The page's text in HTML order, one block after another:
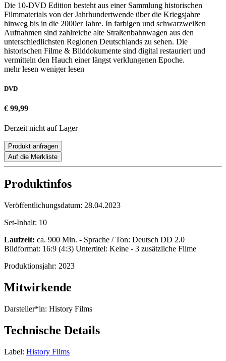
Die 10-DVD Edition besteht aus einer Sammlung historischen
Filmmaterials von der Jahrhundertwende über die Kriegsjahre
hinweg bis in die 2000er Jahre. In farbigen und schwarzweißen
Aufnahmen sind zahlreiche alte Straßenbahnwagen aus den
unterschiedlichsten Regionen Deutschlands zu sehen. Die
historischen Filme & Bilddokumente sind digital restauriert und
vermitteln den Hauch einer längst verklungenen Epoche.
mehr lesen weniger lesen
DVD
€ 99,99
Derzeit nicht auf Lager
Produkt anfragen
Auf die Merkliste
Produktinfos
Veröffentlichungsdatum: 28.04.2023
Set-Inhalt: 10
Laufzeit: ca. 900 Min. - Sprache / Ton: Deutsch DD 2.0
Bildformat: 16:9 (4:3) Untertitel: Keine - 3 zusätzliche Filme
Produktionsjahr: 2023
Mitwirkende
Darsteller*in: History Films
Technische Details
Label: History Films